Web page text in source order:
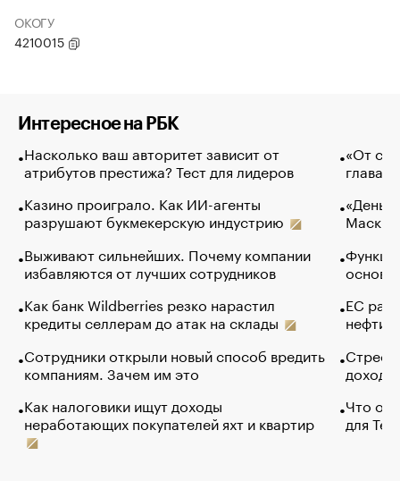
ОКОГУ
4210015
Интересное на РБК
Насколько ваш авторитет зависит от
атрибутов престижа? Тест для лидеров
Казино проиграло. Как ИИ-агенты
разрушают букмекерскую индустрию
Выживают сильнейших. Почему компании
избавляются от лучших сотрудников
Как банк Wildberries резко нарастил
кредиты селлерам до атак на склады
Сотрудники открыли новый способ вредить
компаниям. Зачем им это
Как налоговики ищут доходы
неработающих покупателей яхт и квартир
«От
глава
Маск в
основ
ЕС
нефти
Что
для